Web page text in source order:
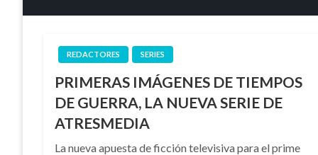
REDACTORES SERIES
PRIMERAS IMÁGENES DE TIEMPOS
DE GUERRA, LA NUEVA SERIE DE
ATRESMEDIA
La nueva apuesta de ficción televisiva para el prime